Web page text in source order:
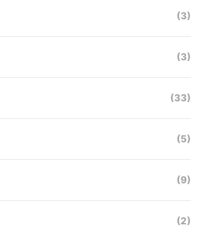
(3)
(3)
(33)
(5)
(9)
(2)